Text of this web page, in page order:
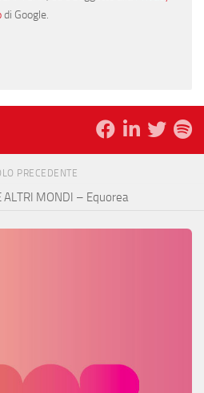
di Google.
PRECEDENTE
ALTRI MONDI – Equorea